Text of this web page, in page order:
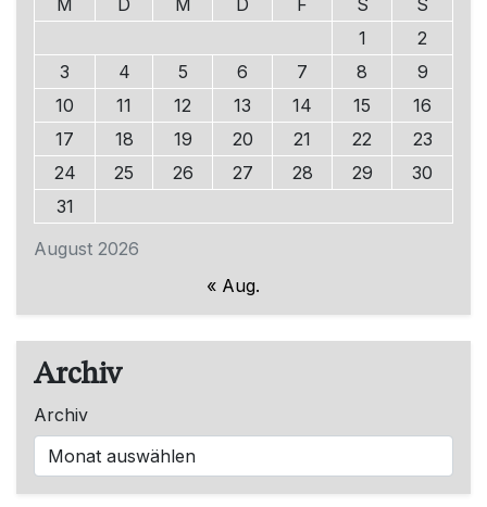
August 2026
1
2
3
4 5 6 7 8
9
10
11 12 13 14 15
16
17
18 19 20 21 22
23
24
25 26 27 28 29
30
31
« Aug.
Archiv
Archiv